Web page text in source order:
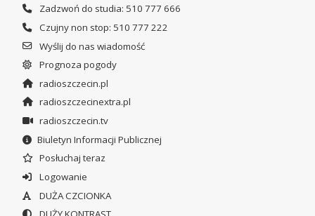
Zadzwoń do studia: 510 777 666
Czujny non stop: 510 777 222
Wyślij do nas wiadomość
Prognoza pogody
radioszczecin.pl
radioszczecinextra.pl
radioszczecin.tv
Biuletyn Informacji Publicznej
Posłuchaj teraz
Logowanie
DUŻA CZCIONKA